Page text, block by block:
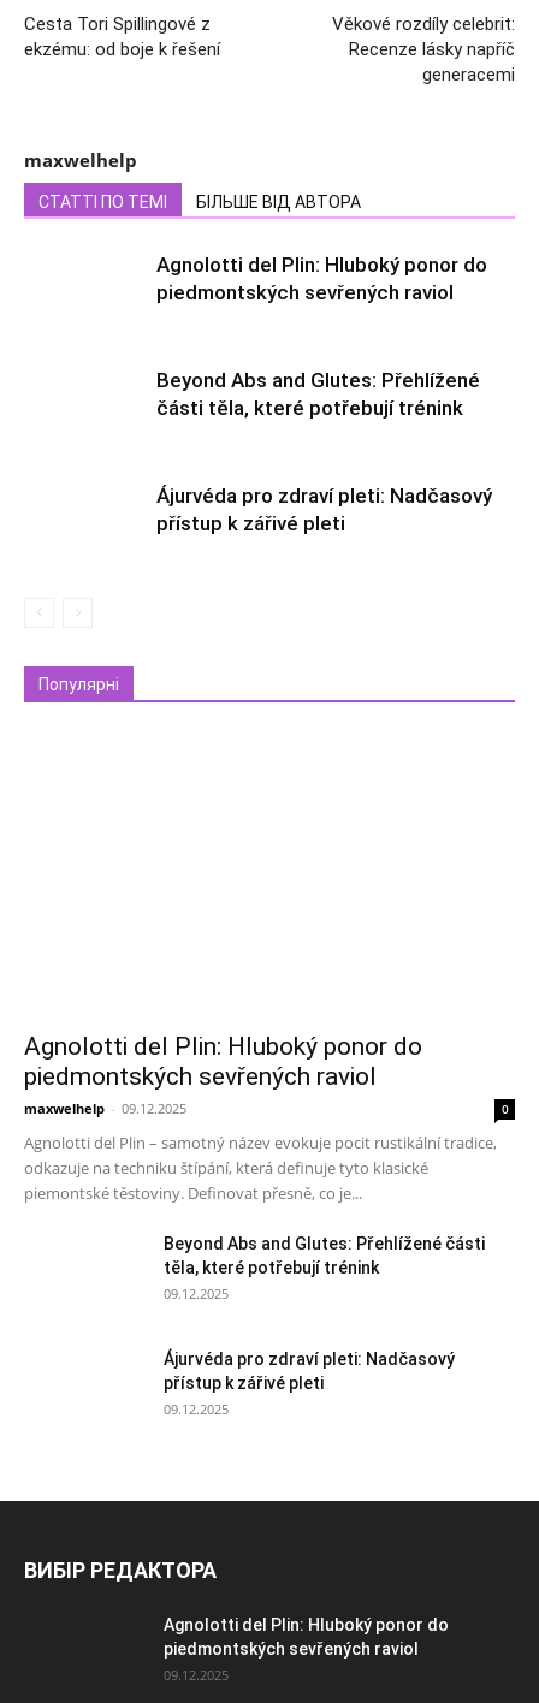
Cesta Tori Spillingové z
ekzému: od boje k řešení
Věkové rozdíly celebrit:
Recenze lásky napříč
generacemi
maxwelhelp
СТАТТІ ПО ТЕМІ БІЛЬШЕ ВІД АВТОРА
Agnolotti del Plin: Hluboký ponor do
piedmontských sevřených raviol
Beyond Abs and Glutes: Přehlížené
části těla, které potřebují trénink
Ájurvéda pro zdraví pleti: Nadčasový
přístup k zářivé pleti
Популярні
Agnolotti del Plin: Hluboký ponor do
piedmontských sevřených raviol
maxwelhelp - 09.12.2025 0
Agnolotti del Plin – samotný název evokuje pocit rustikální tradice,
odkazuje na techniku štípání, která definuje tyto klasické
piemontské těstoviny. Definovat přesně, co je...
Beyond Abs and Glutes: Přehlížené části
těla, které potřebují trénink
09.12.2025
Ájurvéda pro zdraví pleti: Nadčasový
přístup k zářivé pleti
09.12.2025
ВИБІР РЕДАКТОРА
Agnolotti del Plin: Hluboký ponor do
piedmontských sevřených raviol
09.12.2025